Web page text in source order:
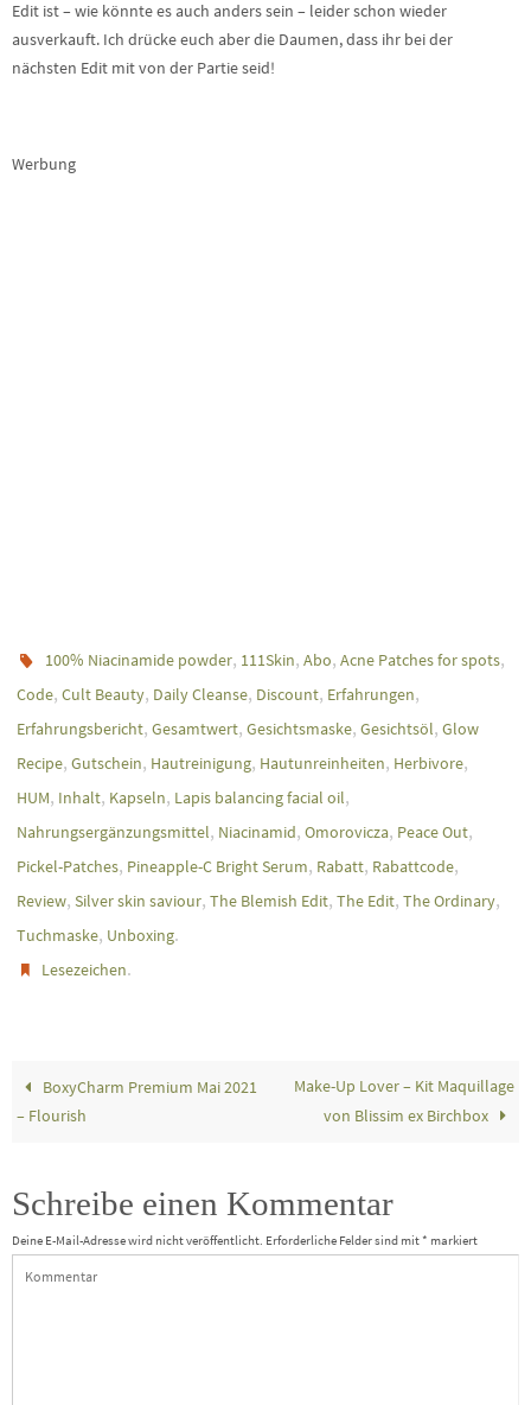
Edit ist – wie könnte es auch anders sein – leider schon wieder
ausverkauft. Ich drücke euch aber die Daumen, dass ihr bei der
nächsten Edit mit von der Partie seid!
Werbung
100% Niacinamide powder, 111Skin,Abo,Acne Patches for spots,
Code, Cult Beauty, Daily Cleanse, Discount, Erfahrungen,
Erfahrungsbericht, Gesamtwert, Gesichtsmaske, Gesichtsöl, Glow
Recipe, Gutschein, Hautreinigung, Hautunreinheiten, Herbivore,
HUM, Inhalt, Kapseln, Lapis balancing facial oil,
Nahrungsergänzungsmittel, Niacinamid, Omorovicza, Peace Out,
Pickel-Patches, Pineapple-C Bright Serum, Rabatt, Rabattcode,
Review, Silver skin saviour, The Blemish Edit, The Edit, The Ordinary,
Tuchmaske, Unboxing.
Lesezeichen.
BoxyCharm Premium Mai 2021
– Flourish
Make-Up Lover – Kit Maquillage
von Blissim ex Birchbox
Schreibe einen Kommentar
Deine E-Mail-Adresse wird nicht veröffentlicht. Erforderliche Felder sind mit* markiert